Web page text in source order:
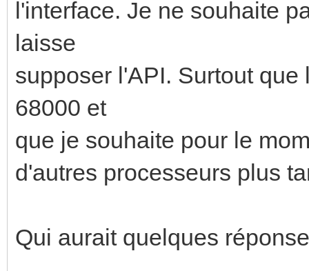
l'interface. Je ne souhaite
laisse
supposer l'API. Surtout
68000 et
que je souhaite pour le
d'autres processeurs plus
Qui aurait quelques